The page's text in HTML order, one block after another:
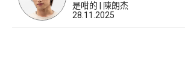
是咁的 | 陳朗杰
28.11.2025